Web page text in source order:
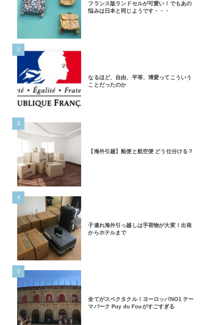
フランス版ランドセルが可愛い！でもあの
悩みは日本と同じようです・・・
なるほど、自由、平等、博愛ってこういう
ことだったのか
2
【海外引越】船便と航空便 どう仕分ける？
3
子連れ海外引っ越しは手荷物が大変！出発
からホテルまで
4
全てがスペクタクル！ヨーロッパNO1 テー
マパーク Puy du Fouがすごすぎる
5